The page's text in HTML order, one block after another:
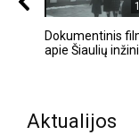
Dokumentinis
apie Šiaulių
Aktualijos